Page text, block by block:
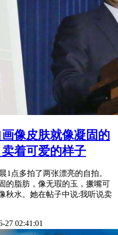
像皮肤就像凝固的
着可爱的样子
1点多拍了两张漂亮的自拍。
的脂肪，像无瑕的玉，撅嘴可
秋水。她在帖子中说:我听说卖
27 02:41:01